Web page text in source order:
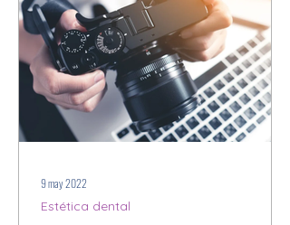
Estética dental
9 may 2022